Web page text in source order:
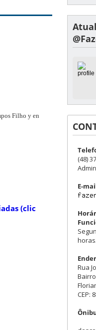
Filho y en
(clic
(48)
E-
horas.
Rua
CEP: